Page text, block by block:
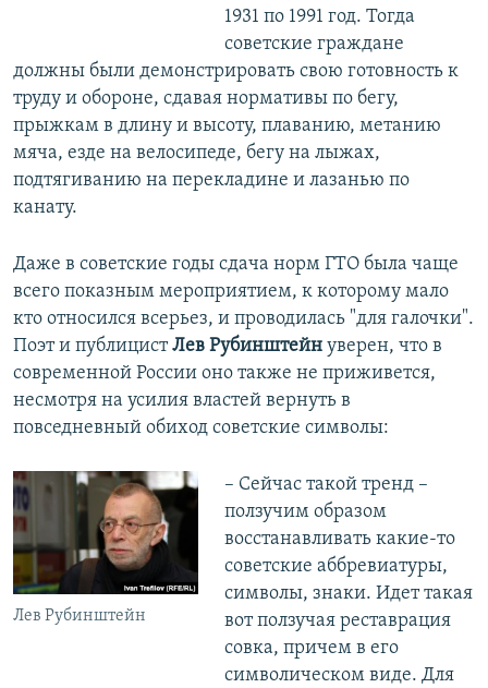
1931 по 1991 год. Тогда
советские граждане
должны были демонстрировать свою готовность к
труду и обороне, сдавая нормативы по бегу,
прыжкам в длину и высоту, плаванию, метанию
мяча, езде на велосипеде, бегу на лыжах,
подтягиванию на перекладине и лазанью по
канату.
Даже в советские годы сдача норм ГТО была чаще
всего показным мероприятием, к которому мало
кто относился всерьез, и проводилась "для галочки".
Поэт и публицистЛев Рубинштейн уверен, что в
современной России оно также не приживется,
несмотря на усилия властей вернуть в
повседневный обиход советские символы:
Лев Рубинштейн
– Сейчас такой тренд –
ползучим образом
восстанавливать какие-то
советские аббревиатуры,
символы, знаки. Идет такая
вот ползучая реставрация
совка, причем в его
символическом виде. Для